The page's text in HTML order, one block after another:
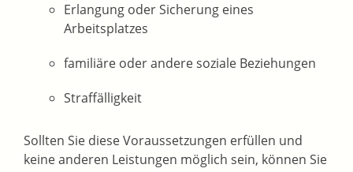
Erlangung oder Sicherung eines
Arbeitsplatzes
familiäre oder andere soziale Beziehungen
Straffälligkeit
Sollten Sie diese Voraussetzungen erfüllen und
keine anderen Leistungen möglich sein, können Sie